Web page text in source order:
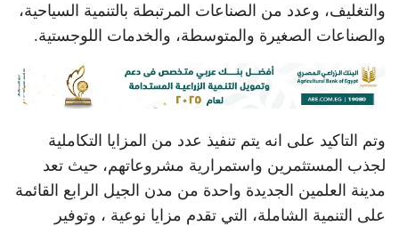
والتغليف، وعدد من الصناعات المرتبطة بالتنمية السياحية،
والصناعات الصغيرة والمتوسطة، والخدمات اللوجستية.
وتم التاكيد على انه يتم تنفيذ عدد من المزايا التكاملية
لجذب المستثمرين واستمرارية مشروعاتهم، حيث تعد
مدينة العلمين الجديدة واحدة من مدن الجيل الرابع القائمة
على التنمية الشاملة، التي تقدم مزايا نوعية ، وتوفير